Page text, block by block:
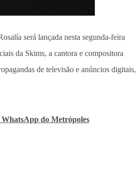
será lançada nesta segunda-feira
da Skims, a cantora e compositora
de televisão e anúncios digitais,
WhatsApp do Metrópoles